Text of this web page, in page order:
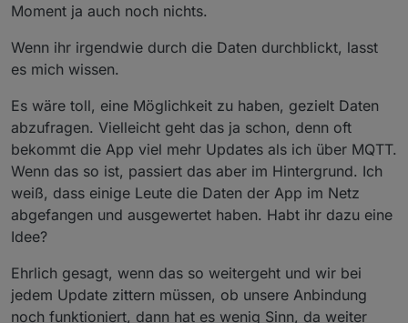
Moment ja auch noch nichts.
Wenn ihr irgendwie durch die Daten durchblickt, lasst
es mich wissen.
Es wäre toll, eine Möglichkeit zu haben, gezielt Daten
abzufragen. Vielleicht geht das ja schon, denn oft
bekommt die App viel mehr Updates als ich über MQTT.
Wenn das so ist, passiert das aber im Hintergrund. Ich
weiß, dass einige Leute die Daten der App im Netz
abgefangen und ausgewertet haben. Habt ihr dazu eine
Idee?
Ehrlich gesagt, wenn das so weitergeht und wir bei
jedem Update zittern müssen, ob unsere Anbindung
noch funktioniert, dann hat es wenig Sinn, da weiter